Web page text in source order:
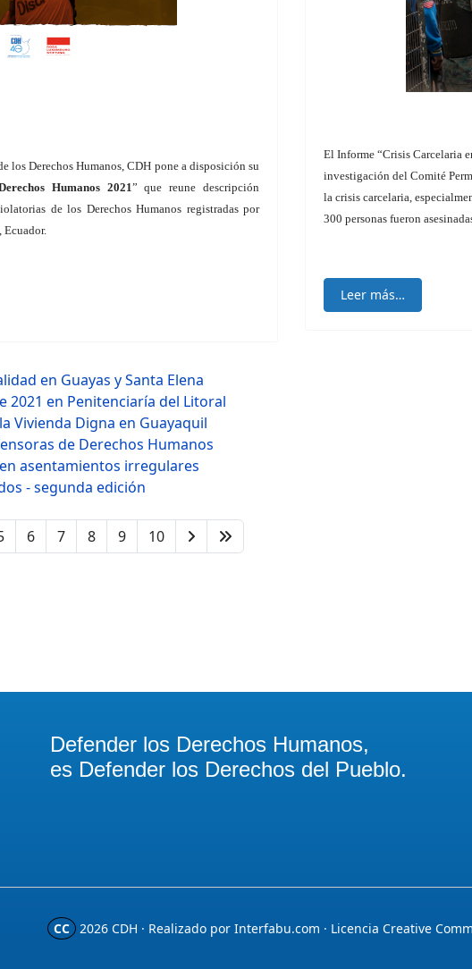
los Derechos Humanos, CDH pone a disposición su
Humanos 2021” que reune descripción
de los Derechos Humanos registradas por
Ecuador.
El Informe “Crisis Carcelaria
investigación del Comité
la crisis carcelaria,
300 personas fueron
Leer más…
en Guayas y Santa Elena
2021 en Penitenciaría del Litoral
Vivienda Digna en Guayaquil
de Derechos Humanos
asentamientos irregulares
- segunda edición
6 7 8 9 10
Defender los Derechos Humanos,
es Defender los Derechos del Pueblo.
CC 2026 CDH · Realizado por Interfabu.com · Licencia Creative